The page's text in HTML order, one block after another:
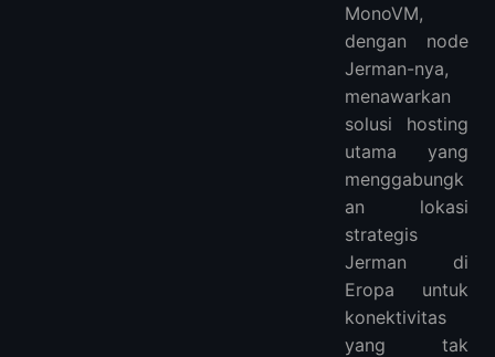
MonoVM,
dengan node
Jerman-nya,
menawarkan
solusi hosting
utama yang
menggabungk
an lokasi
strategis
Jerman di
Eropa untuk
konektivitas
yang tak